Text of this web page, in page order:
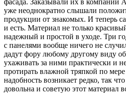
фасада. Заказывали их в компании
уже неоднократно слышали
продукции от знакомых. И теперь
и есть. Материал не только
надежный и простой в уходе. Три
с панелями вообще ничего не
дадут фору любому другому виду
ухаживать за ними практически и
протирать влажной тряпкой по
надобность возникает редко, так
довольна и советую этот материал